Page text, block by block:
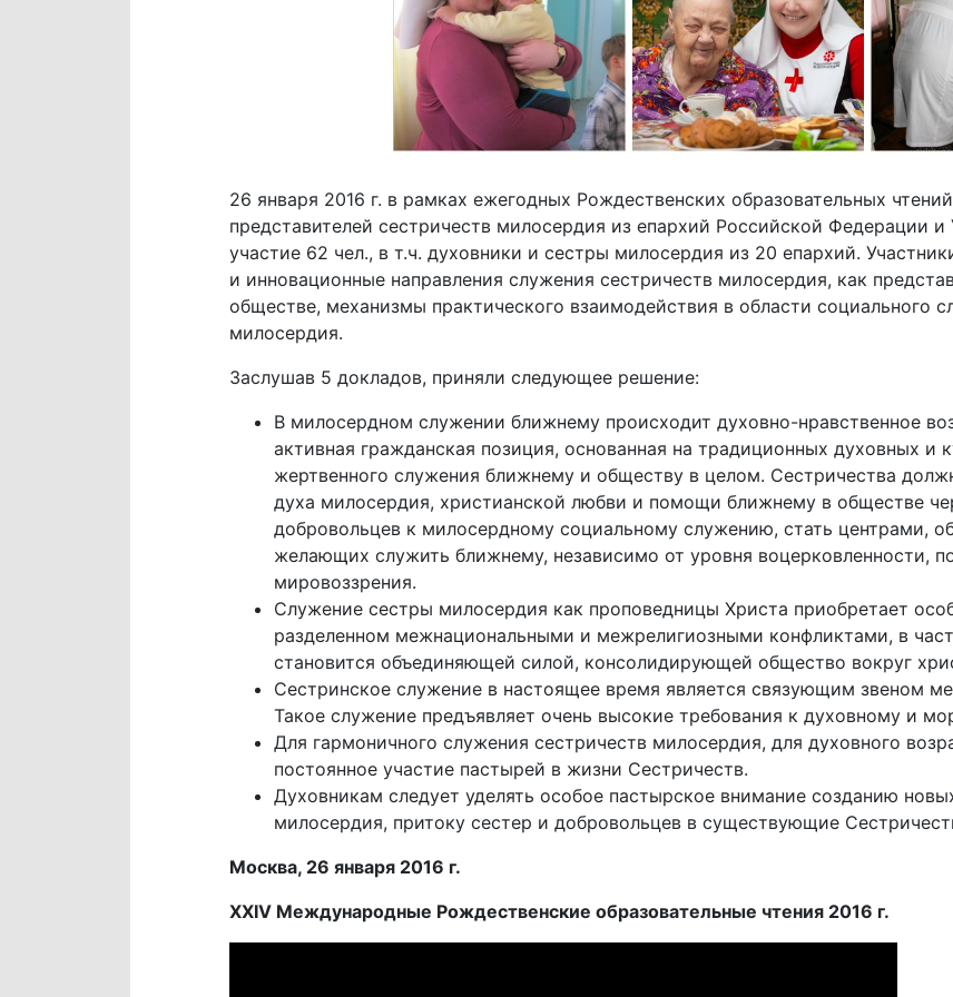
26 января 2016 г. в рамках ежегодных Рождественских образовательных
представителей сестричеств милосердия из епархий Российской Федерации
участие 62 чел., в т.ч. духовники и сестры милосердия из 20 епархий.
и инновационные направления служения сестричеств милосердия, как
обществе, механизмы практического взаимодействия в области социального
милосердия.
Заслушав 5 докладов, приняли следующее решение:
В милосердном служении ближнему происходит духовно-нравственное
активная гражданская позиция, основанная на традиционных духовных и
жертвенного служения ближнему и обществу в целом. Сестричества
духа милосердия, христианской любви и помощи ближнему в обществе
добровольцев к милосердному социальному служению, стать центрами,
желающих служить ближнему, независимо от уровня воцерковленности,
мировоззрения.
Служение сестры милосердия как проповедницы Христа приобретает
разделенном межнациональными и межрелигиозными конфликтами, в
становится объединяющей силой, консолидирующей общество вокруг
Сестринское служение в настоящее время является связующим звеном
Такое служение предъявляет очень высокие требования к духовному и
Для гармоничного служения сестричеств милосердия, для духовного
постоянное участие пастырей в жизни Сестричеств.
Духовникам следует уделять особое пастырское внимание созданию
милосердия, притоку сестер и добровольцев в существующие
Москва, 26 января 2016 г.
XXIV Международные Рождественские образовательные чтения 2016 г.